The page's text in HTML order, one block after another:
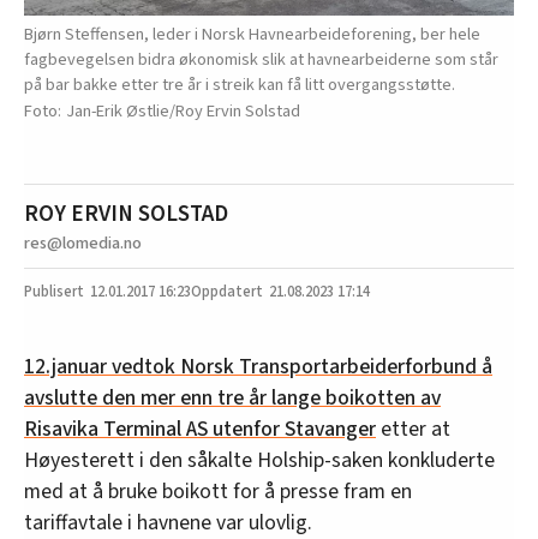
Bjørn Steffensen, leder i Norsk Havnearbeideforening, ber hele
fagbevegelsen bidra økonomisk slik at havnearbeiderne som står
på bar bakke etter tre år i streik kan få litt overgangsstøtte.
Jan-Erik Østlie/Roy Ervin Solstad
ROY ERVIN SOLSTAD
res@lomedia.no
12.01.2017 16:23 21.08.2023 17:14
12.januar vedtok Norsk Transportarbeiderforbund å
avslutte den mer enn tre år lange boikotten av
Risavika Terminal AS utenfor Stavanger etter at
Høyesterett i den såkalte Holship-saken konkluderte
med at å bruke boikott for å presse fram en
tariffavtale i havnene var ulovlig.